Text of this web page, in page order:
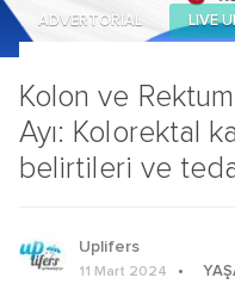
Kolon ve
Ayı: Kolorektal
belirtileri ve
ADVERTORIAL LIVE
Uplifers
11 Mart 2024